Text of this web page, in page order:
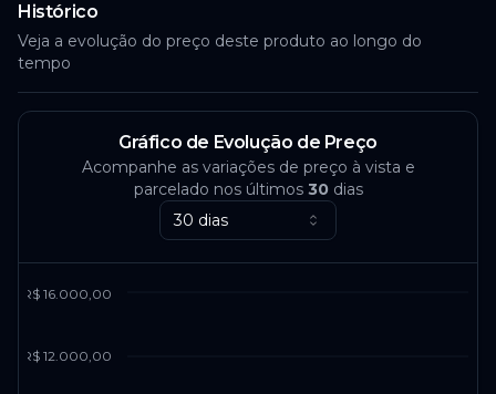
Histórico
Veja a evolução do preço deste produto ao longo do
tempo
Gráfico de Evolução de Preço
Acompanhe as variações de preço à vista e
parcelado nos últimos 30dias
30 dias
R$ 12.000,00
R$ 16.000,00